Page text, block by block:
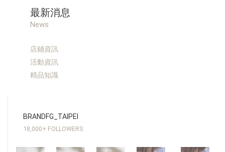
最新消息
News
店鋪資訊
活動資訊
精品知識
BRANDFG_TAIPEI
18,000+ FOLLOWERS